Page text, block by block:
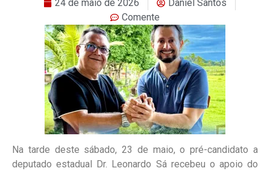
24 de maio de 2026
Daniel Santos
Comente
Na tarde deste sábado, 23 de maio, o pré-candidato a
deputado estadual Dr. Leonardo Sá recebeu o apoio do